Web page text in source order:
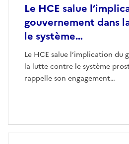
Le HCE salue
gouvernement dans
le système…
Le HCE salue l’implication du
la lutte contre le système
rappelle son engagement…